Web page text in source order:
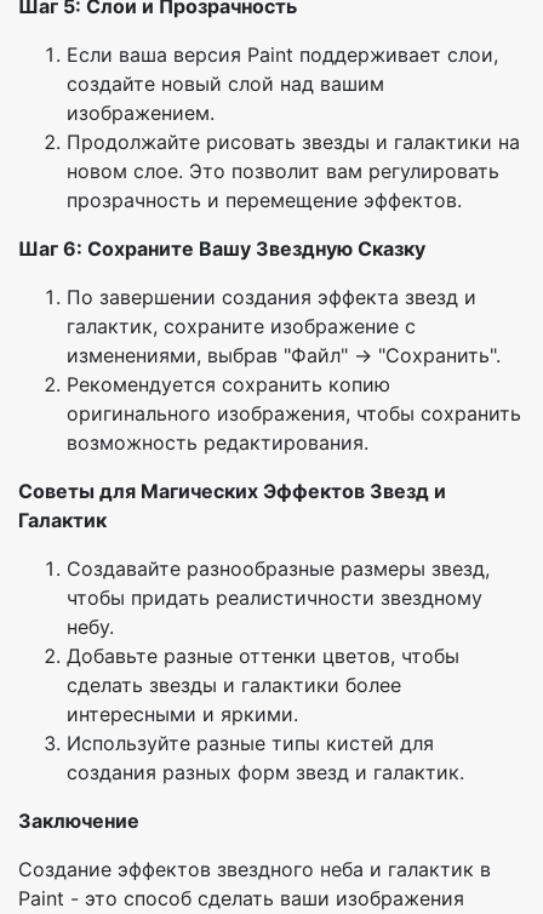
Шаг 5: Слои и Прозрачность
Если ваша версия Paint поддерживает слои,
создайте новый слой над вашим
изображением.
Продолжайте рисовать звезды и галактики на
новом слое. Это позволит вам регулировать
прозрачность и перемещение эффектов.
Шаг 6: Сохраните Вашу Звездную Сказку
По завершении создания эффекта звезд и
галактик, сохраните изображение с
изменениями, выбрав "Файл" -> "Сохранить".
Рекомендуется сохранить копию
оригинального изображения, чтобы сохранить
возможность редактирования.
Советы для Магических Эффектов Звезд и
Галактик
Создавайте разнообразные размеры звезд,
чтобы придать реалистичности звездному
небу.
Добавьте разные оттенки цветов, чтобы
сделать звезды и галактики более
интересными и яркими.
Используйте разные типы кистей для
создания разных форм звезд и галактик.
Заключение
Создание эффектов звездного неба и галактик в
Paint - это способ сделать ваши изображения